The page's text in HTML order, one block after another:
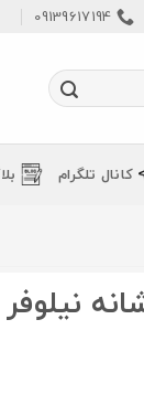
09139617194
کانال تلگرام